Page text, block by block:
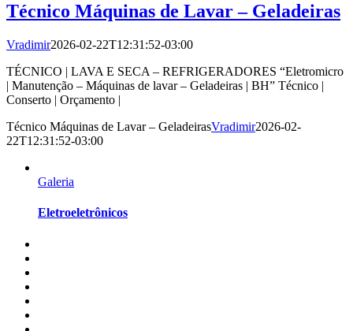
Técnico Máquinas de Lavar – Geladeiras
Vradimir2026-02-22T12:31:52-03:00
TÉCNICO | LAVA E SECA – REFRIGERADORES “Eletromicro
| Manutenção – Máquinas de lavar – Geladeiras | BH” Técnico |
Conserto | Orçamento |
Técnico Máquinas de Lavar – GeladeirasVradimir2026-02-
22T12:31:52-03:00
Galeria
Eletroeletrônicos